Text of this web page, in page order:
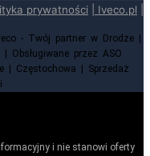
prywatności Iveco.pl
- Twój partner w Drodze |
Obsługiwane przez ASO
| Częstochowa | Sprzedaż
i nie stanowi oferty